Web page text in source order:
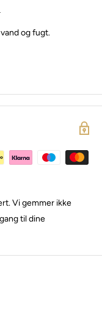
og fugt.
Vi gemmer ikke
til dine